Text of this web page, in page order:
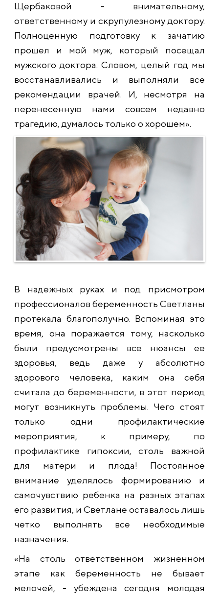
Щербаковой - внимательному,
ответственному и скрупулезному доктору.
Полноценную подготовку к зачатию
прошел и мой муж, который посещал
мужского доктора. Словом, целый год мы
восстанавливались и выполняли все
рекомендации врачей. И, несмотря на
перенесенную нами совсем недавно
трагедию, думалось только о хорошем».
В надежных руках и под присмотром
профессионалов беременность Светланы
протекала благополучно. Вспоминая это
время, она поражается тому, насколько
были предусмотрены все нюансы ее
здоровья, ведь даже у абсолютно
здорового человека, каким она себя
считала до беременности, в этот период
могут возникнуть проблемы. Чего стоят
только одни профилактические
мероприятия, к примеру, по
профилактике гипоксии, столь важной
для матери и плода! Постоянное
внимание уделялось формированию и
самочувствию ребенка на разных этапах
его развития, и Светлане оставалось лишь
четко выполнять все необходимые
назначения.
«На столь ответственном жизненном
этапе как беременность не бывает
мелочей, - убеждена сегодня молодая